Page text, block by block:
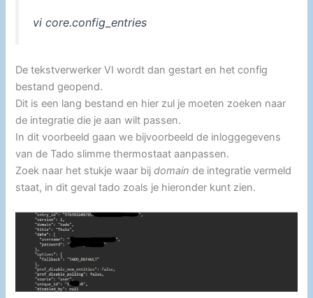
vi core.config_entries
De tekstverwerker VI wordt dan gestart en het config
bestand geopend.
Dit is een lang bestand en hier zul je moeten zoeken naar
de integratie die je aan wilt passen.
In dit voorbeeld gaan we bijvoorbeeld de inloggegevens
van de Tado slimme thermostaat aanpassen.
Zoek naar het stukje waar bijdomain de integratie vermeld
staat, in dit geval tado zoals je hieronder kunt zien.